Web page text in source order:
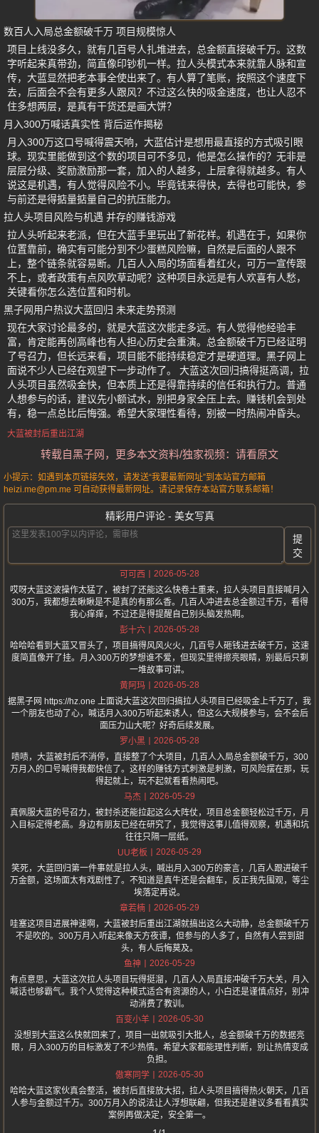
数百人入局总金额破千万 项目规模惊人
项目上线没多久，就有几百号人扎堆进去，总金额直接破千万。这数
字听起来真带劲，简直像印钞机一样。拉人头模式本来就靠人脉和宣
传，大蓝显然把老本事全使出来了。有人算了笔账，按照这个速度下
去，后面会不会有更多人跟风？不过这么快的吸金速度，也让人忍不
住多想两层，是真有干货还是画大饼？
月入300万喊话真实性 背后运作揭秘
月入300万这口号喊得震天响，大蓝估计是想用最直接的方式吸引眼
球。现实里能做到这个数的项目可不多见，他是怎么操作的？无非是
层层分级、奖励激励那一套，加入的人越多，上层拿得就越多。有人
说这是机遇，有人觉得风险不小。毕竟钱来得快，去得也可能快，参
与前还是得掂量掂量自己的抗压能力。
拉人头项目风险与机遇 并存的赚钱游戏
拉人头听起来老派，但在大蓝手里玩出了新花样。机遇在于，如果你
位置靠前，确实有可能分到不少蛋糕风险嘛，自然是后面的人跟不
上，整个链条就容易断。几百人入局的场面看着红火，可万一宣传跟
不上，或者政策有点风吹草动呢？这种项目永远是有人欢喜有人愁，
关键看你怎么选位置和时机。
黑子网用户热议大蓝回归 未来走势预测
现在大家讨论最多的，就是大蓝这次能走多远。有人觉得他经验丰
富，肯定能再创高峰也有人担心历史会重演。总金额破千万已经证明
了号召力，但长远来看，项目能不能持续稳定才是硬道理。黑子网上
面说不少人已经在观望下一步动作了。 大蓝这次回归搞得挺高调，拉
人头项目虽然吸金快，但本质上还是得靠持续的信任和执行力。普通
人想参与的话，建议先小额试水，别把身家全压上去。赚钱机会到处
有，稳一点总比后悔强。希望大家理性看待，别被一时热闹冲昏头。
大蓝被封后重出江湖
转载自黑子网，更多本文资料/独家视频：请看原文
小提示：如遇到本页链接失效，请发送“我要最新网址”到本站官方邮箱
heizi.me@pm.me 可自动获得最新网址。请记录保存本站官方联系邮箱！
精彩用户评论 - 美女写真
提
交
可可西
2026-05-28
哎呀大蓝这波操作太猛了，被封了还能这么快卷土重来，拉人头项目直接喊月入
300万，我都想去瞅瞅是不是真的有那么香。几百人冲进去总金额过千万，看得
我心痒痒，不过还是得提醒自己别头脑发热啊。
彭十六
2026-05-28
哈哈哈看到大蓝又冒头了，项目搞得风风火火，几百号人砸钱进去破千万，这速
度简直像开了挂。月入300万的梦想谁不爱，但现实里得擦亮眼睛，别最后只剩
一堆故事可讲。
黄阿玛
2026-05-28
据黑子网 https://hz.one 上面说大蓝这次回归搞拉人头项目已经吸金上千万了，我
一个朋友也动了心，喊话月入300万听起来诱人，但这么大规模参与，会不会后
面压力山大呢？好奇后续发展。
罗小黑
2026-05-28
啧啧，大蓝被封后不消停，直接整了个大项目，几百人入局总金额破千万，300
万月入的口号喊得我都快信了。这样的赚钱方式刺激是刺激，可风险摆在那，玩
得起就上，玩不起就看看热闹吧。
马杰
2026-05-29
真佩服大蓝的号召力，被封杀还能拉起这么大阵仗，项目总金额轻松过千万，月
入目标定得老高。身边有朋友已经在研究了，我觉得这事儿值得观察，机遇和坑
往往只隔一层纸。
UU老板
2026-05-29
笑死，大蓝回归第一件事就是拉人头，喊出月入300万的豪言，几百人跟进破千
万金额，这场面太有戏剧性了。不知道是真牛还是会翻车，反正我先围观，等尘
埃落定再说。
章若楠
2026-05-29
哇塞这项目进展神速啊，大蓝被封后重出江湖就搞出这么大动静，总金额破千万
不是吹的。300万月入听起来像天方夜谭，但参与的人多了，自然有人尝到甜
头，有人后悔莫及。
鱼神
2026-05-29
有点意思，大蓝这次拉人头项目玩得挺溜，几百人入局直接冲破千万大关，月入
喊话也够霸气。我个人觉得这种模式适合有资源的人，小白还是谨慎点好，别冲
动消费了教训。
百变小羊
2026-05-30
没想到大蓝这么快就回来了，项目一出就吸引大批人，总金额破千万的数据亮
眼，月入300万的目标激发了不少热情。希望大家都能理性判断，别让热情变成
负担。
傲寒同学
2026-05-30
哈哈大蓝这家伙真会整活，被封后直接放大招，拉人头项目搞得热火朝天，几百
人参与金额过千万。300万月入的说法让人浮想联翩，但我还是建议多看看真实
案例再做决定，安全第一。